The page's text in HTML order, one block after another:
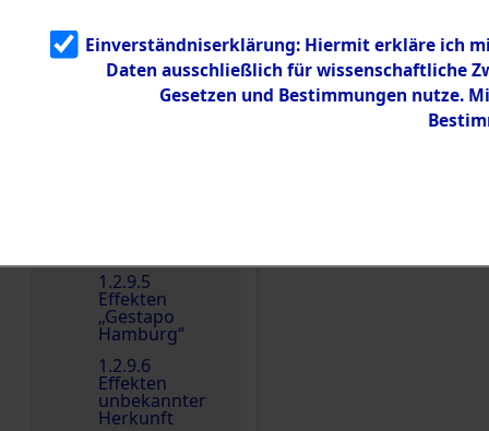
1.2.9.3
Effekten aus
dem KZ
Neuengamm
1.2.9.5
Effekten
„Gestapo
Hamburg“
1.2.9.6
Effekten
unbekannter
Herkunft
Einen Kommentar
Einverständniserklärung: Hiermit erkläre ich
Daten ausschließlich für wissenschaftliche
Gesetzen und Bestimmungen nutze.